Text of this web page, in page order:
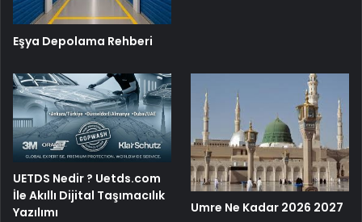
Eşya Depolama Rehberi
UETDS Nedir ? Uetds.com
İle Akıllı Dijital Taşımacılık
Yazılımı
Umre Ne Kadar 2026 2027